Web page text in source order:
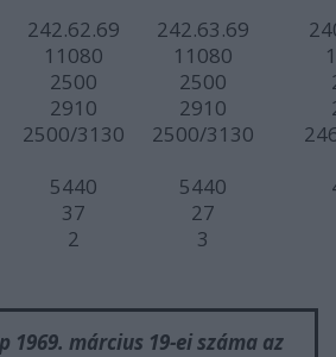
242.62.69 242.63.69
11080 11080
2500 2500
2910 2910
2500/3130 2500/3130
5440 5440
37
27
2 3
1969. március 19-ei száma az